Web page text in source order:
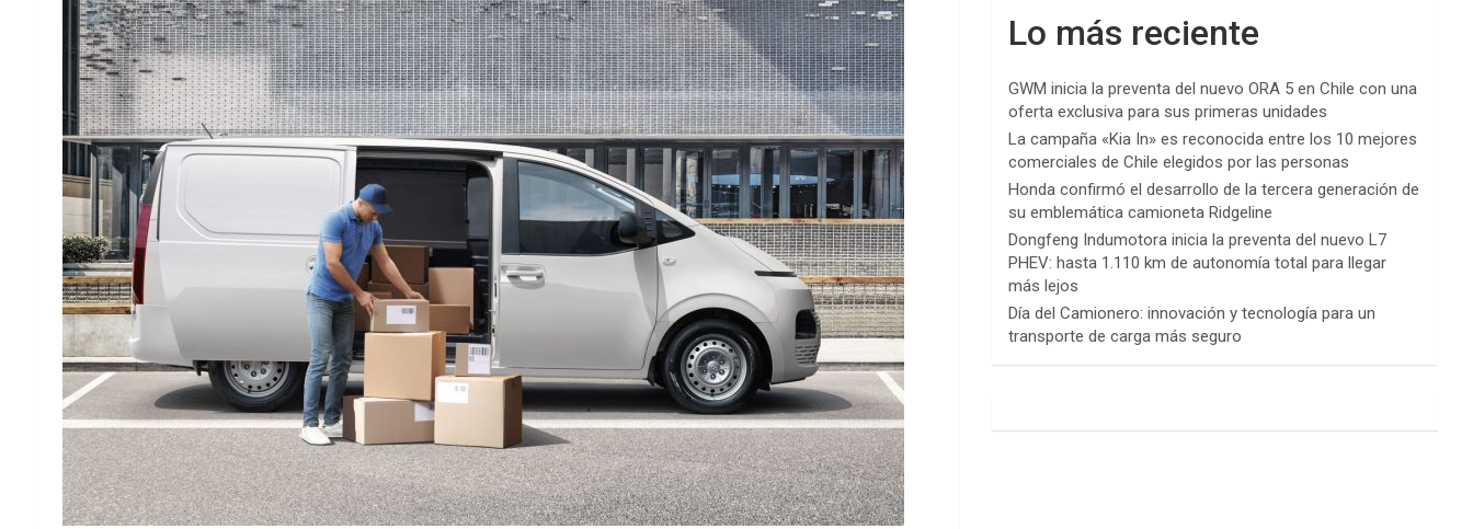
Lo más reciente
GWM inicia la preventa del nuevo ORA 5 en Chile con una
oferta exclusiva para sus primeras unidades
La campaña «Kia In» es reconocida entre los 10 mejores
comerciales de Chile elegidos por las personas
Honda confirmó el desarrollo de la tercera generación de
su emblemática camioneta Ridgeline
Dongfeng Indumotora inicia la preventa del nuevo L7
PHEV: hasta 1.110 km de autonomía total para llegar
más lejos
Día del Camionero: innovación y tecnología para un
transporte de carga más seguro